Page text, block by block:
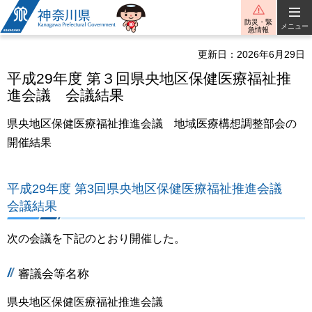
神奈川県
防災・緊
急情報
メニュー
更新日：2026年6月29日
平成29年度 第３回県央地区保健医療福祉推
進会議 会議結果
県央地区保健医療福祉推進会議 地域医療構想調整部会の
開催結果
平成29年度 第3回県央地区保健医療福祉推進会議
会議結果
次の会議を下記のとおり開催した。
審議会等名称
県央地区保健医療福祉推進会議